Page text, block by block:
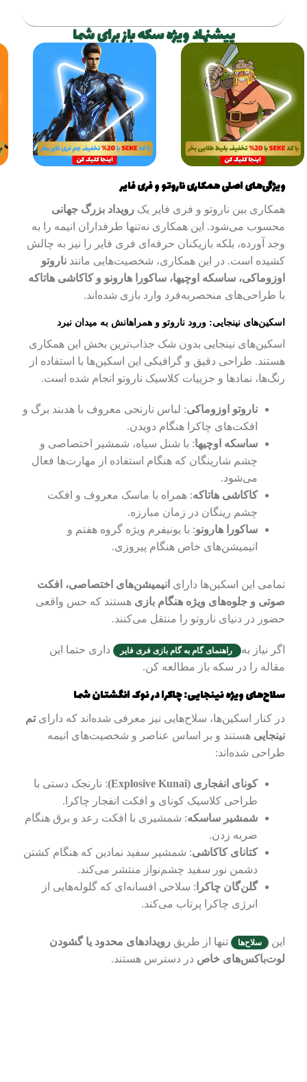
پیشنهاد ویژه سکه باز برای شما
ویژگی‌های اصلی همکاری ناروتو و فری فایر
همکاری بین ناروتو و فری فایر یکرویداد بزرگ جهانی
محسوب می‌شود. این همکاری نه‌تنها طرفداران انیمه را به
وجد آورده، بلکه بازیکنان حرفه‌ای فری فایر را نیز به چالش
کشیده است. در این همکاری، شخصیت‌هایی مانندناروتو
اوزوماکی، ساسکه اوچیها، ساکورا هارونو و کاکاشی هاتاکه
با طراحی‌های منحصر‌به‌فرد وارد بازی شده‌اند.
اسکین‌های نینجایی: ورود ناروتو و همراهانش به میدان نبرد
اسکین‌های نینجایی بدون شک جذاب‌ترین بخش این همکاری
هستند. طراحی دقیق و گرافیکی این اسکین‌ها با استفاده از
رنگ‌ها، نمادها و جزییات کلاسیک ناروتو انجام شده است.
ناروتو اوزوماکی: لباس نارنجی معروف با هدبند برگ و
افکت‌های چاکرا هنگام دویدن.
ساسکه اوچیها: با شنل سیاه، شمشیر اختصاصی و
چشم شارینگان که هنگام استفاده از مهارت‌ها فعال
می‌شود.
کاکاشی هاتاکه: همراه با ماسک معروف و افکت
چشم رینگان در زمان مبارزه.
ساکورا هارونو: با یونیفرم ویژه گروه هفتم و
انیمیشن‌های خاص هنگام پیروزی.
تمامی این اسکین‌ها دارای انیمیشن‌های اختصاصی، افکت
صوتی و جلوه‌های ویژه هنگام بازی هستند که حس واقعی
حضور در دنیای ناروتو را منتقل می‌کنند.
اگر نیاز به راهنمای گام به گام بازی فری فایر
داری حتما این
مقاله را در سکه باز مطالعه کن.
سلاح‌های ویژه نینجایی: چاکرا در نوک انگشتان شما
در کنار اسکین‌ها، سلاح‌هایی نیز معرفی شده‌اند که دارایتم
نینجایی هستند و بر اساس عناصر و شخصیت‌های انیمه
طراحی شده‌اند:
کونای انفجاری (Explosive Kunai)
: نارنجک دستی با
طراحی کلاسیک کونای و افکت انفجار چاکرا.
شمشیر ساسکه: شمشیری با افکت رعد و برق هنگام
ضربه زدن.
کتانای کاکاشی: شمشیر سفید نمادین که هنگام کشتن
دشمن نور سفید چشم‌نواز منتشر می‌کند.
گلن‌گان چاکرا : سلاحی افسانه‌ای که گلوله‌هایی از
انرژی چاکرا پرتاب می‌کند.
این سلاح‌ها تنها از طریقرویدادهای محدود یا گشودن
لوت‌باکس‌های خاص در دسترس هستند.